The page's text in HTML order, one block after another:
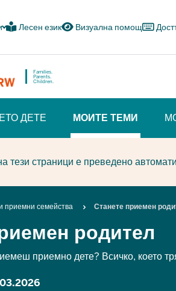
Лесен език Визуална помощ
Families.
Parents.
Children.
ДЕТЕ
МОИТЕ ТЕМИ
(CURRENT
тези страници е преведено
приемни семейства Станете приемен
родител
приемно дете? Всичко, което